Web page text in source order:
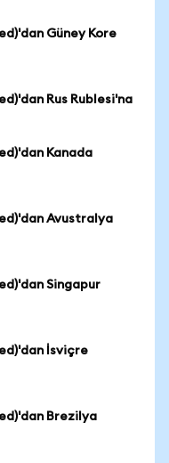
Güney Kore
Rus Rublesi'na
Kanada
Avustralya
Singapur
İsviçre
Brezilya